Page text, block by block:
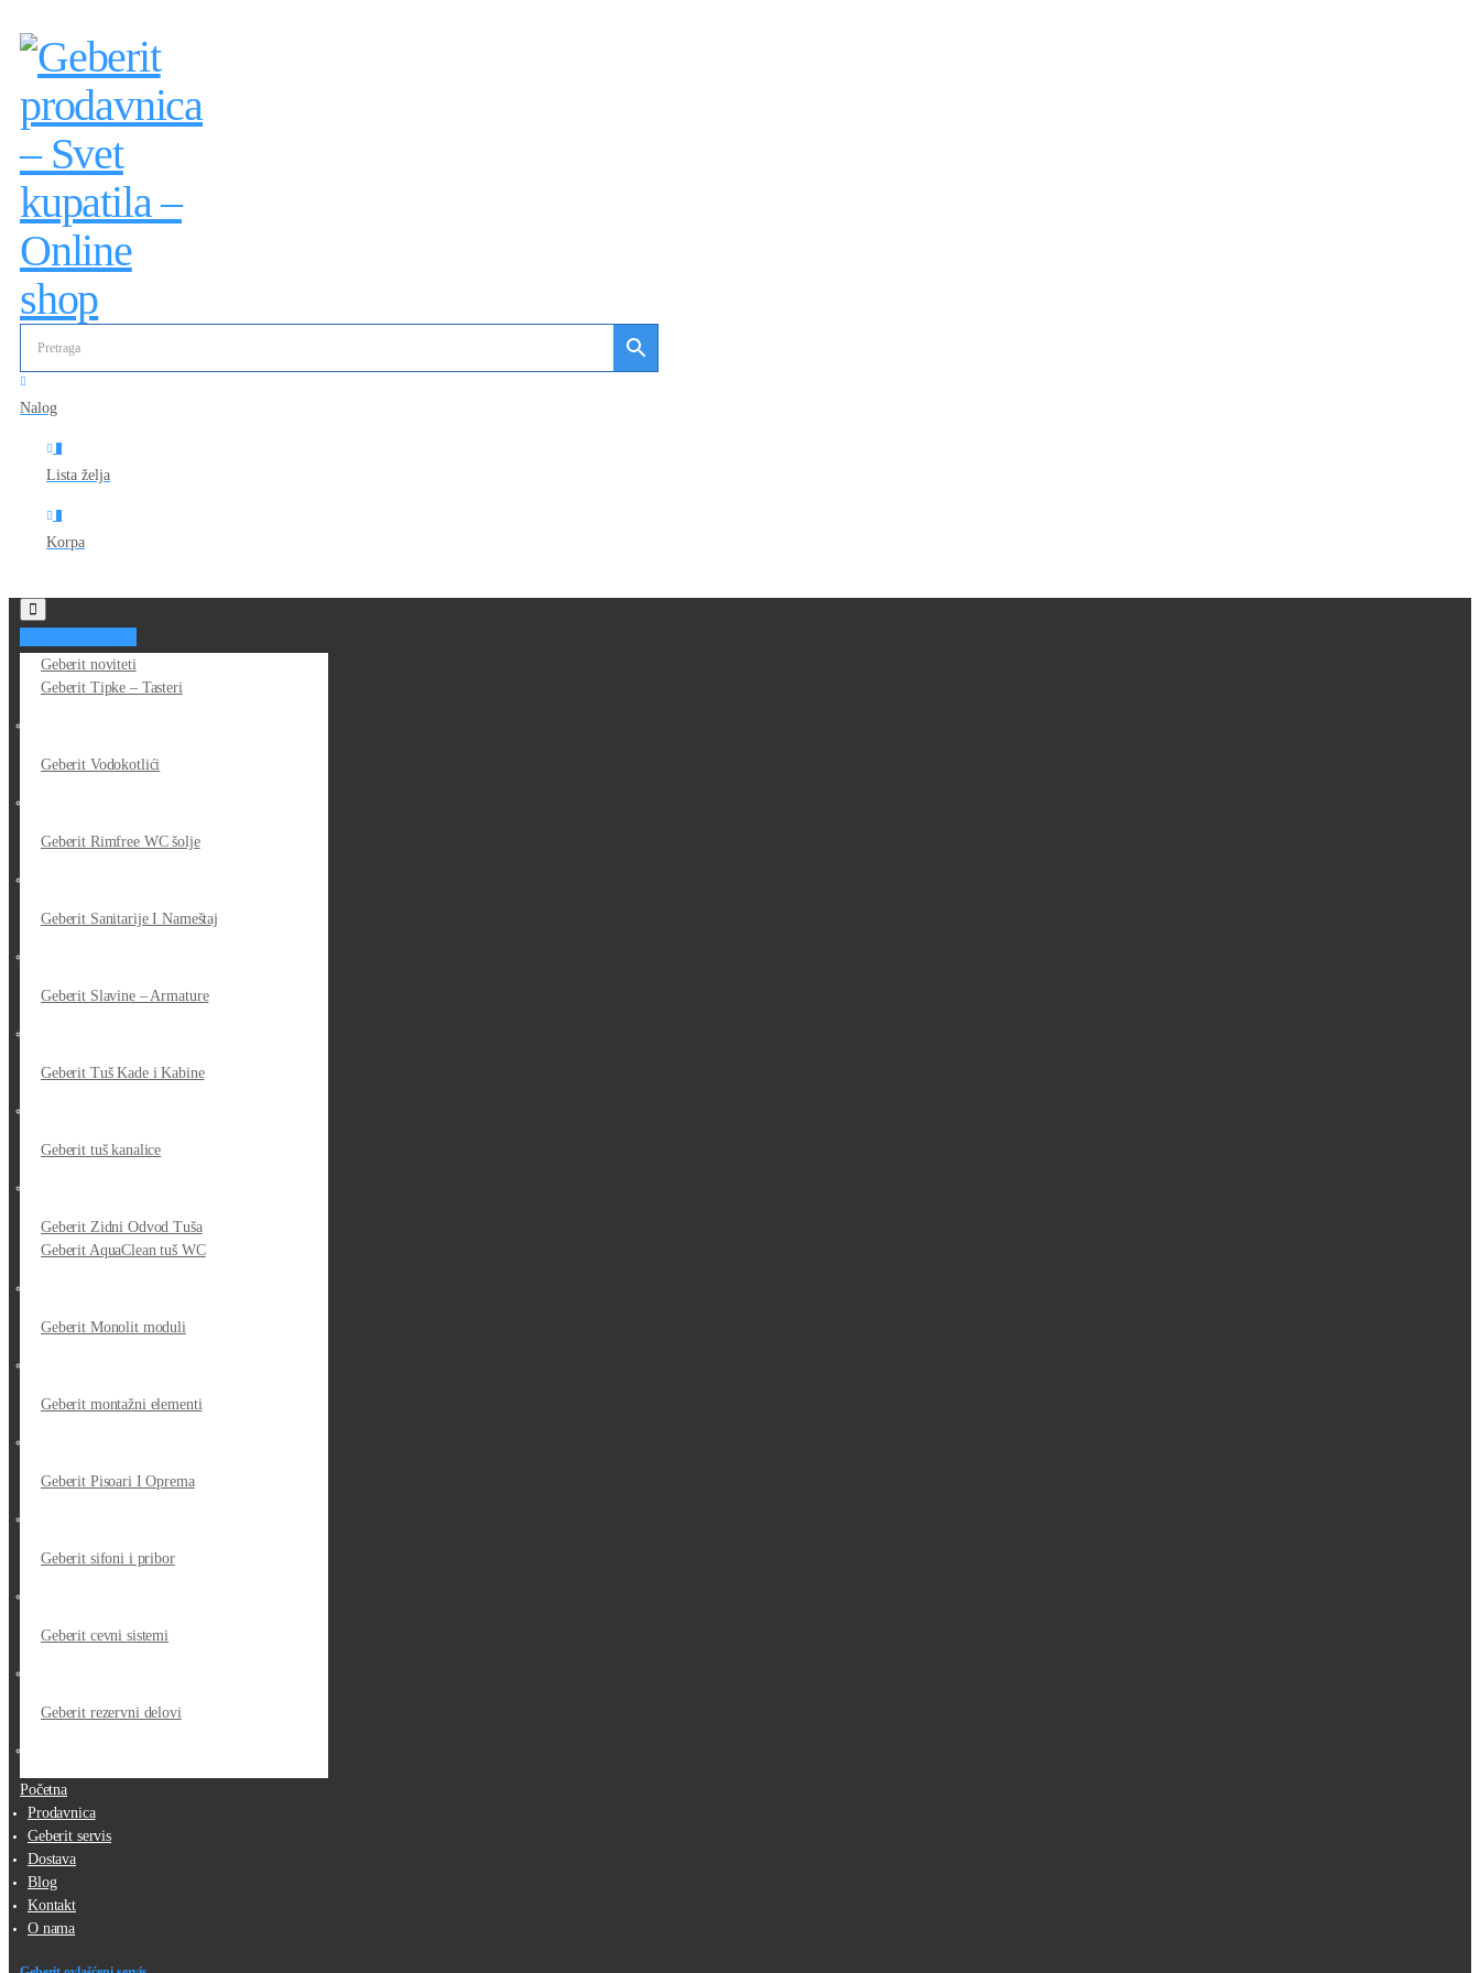
Nalog
Lista želja
Korpa
Geberit noviteti
Geberit Tipke – Tasteri
Geberit Vodokotlići
Geberit Rimfree WC šolje
Geberit Sanitarije I Nameštaj
Geberit Slavine – Armature
Geberit Tuš Kade i Kabine
Geberit tuš kanalice
Geberit Zidni Odvod Tuša
Geberit AquaClean tuš WC
Geberit Monolit moduli
Geberit montažni elementi
Geberit Pisoari I Oprema
Geberit sifoni i pribor
Geberit cevni sistemi
Geberit rezervni delovi
Početna
Prodavnica
Geberit servis
Dostava
Blog
Kontakt
O nama